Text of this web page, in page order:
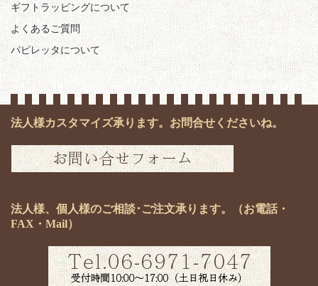
ギフトラッピングについて
よくあるご質問
パピレッタについて
法人様カスタマイズ承ります。お問合せくださいね。
法人様、個人様のご相談･ご注文承ります。（お電話・
FAX・Mail）